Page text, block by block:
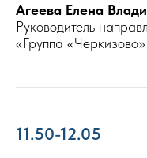
Агеева Елена
Руководитель
«Группа «Черкизово»
11.50-12.05